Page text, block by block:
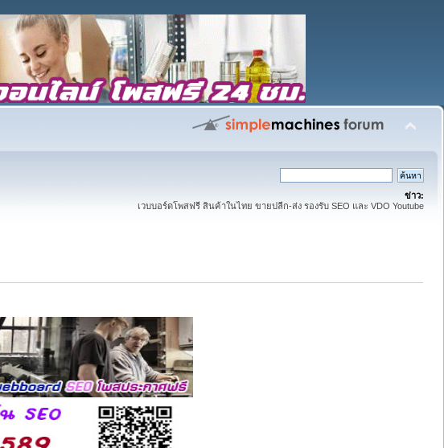
ข่าว:
เวบบอร์ดโพสฟรี สินค้าในไทย ขายปลีก-ส่ง รองรับ SEO และ VDO Youtube